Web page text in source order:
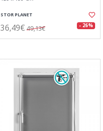
STOR PLANET
36,49€ 49,13€ - 26%